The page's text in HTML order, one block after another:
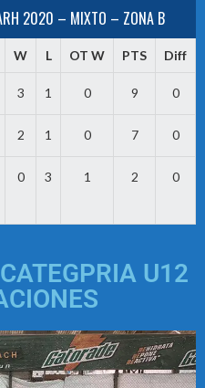
2020 – MIXTO – ZONA B
W L OT W PTS Diff
3 1 0 9 0
2 1 0 7 0
0 3 1 2 0
U12